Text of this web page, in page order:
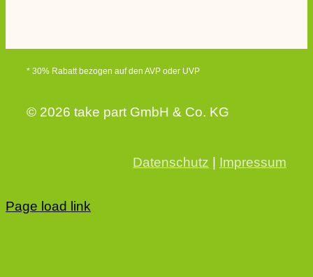
* 30% Rabatt bezogen auf den AVP oder UVP
© 2026 take part GmbH & Co. KG
Datenschutz Impressum
Page load link